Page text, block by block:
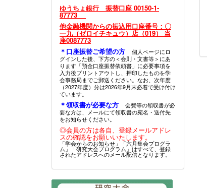
ゆうちょ銀行 振替口座 00150-1-
87773
他金融機関からの振込用口座番号：〇
一九（ゼロイチキュウ）店（019） 当
座0087773
＊口座振替ご希望の方
個人ページにロ
グインした後、下方の＜会則・文書等＞にあ
ります「預金口座振替依頼書」に必要事項を
入力後プリントアウトし、押印したものを学
会事務局までご郵送ください。なお、次年度
（2027年度）分は2026年9月末必着で受け付け
ています。
＊領収書が必要な方
会費等の領収書が必
要な方は、メールにて領収書の宛名・送付先
をお知らせください。
◎会員の方は各自、登録メールアドレ
スの確認をお願いいたします。
「学会からのお知らせ」「六月集会プログラ
ム」「研究大会プログラム」はすべて、登録
されたアドレスへのメール配信となります。